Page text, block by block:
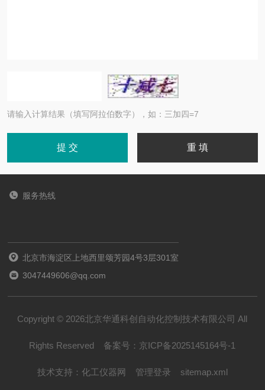
请输入计算结果（填写阿拉伯数字），如：三加四=7
服务热线
北京市海淀区上地西里颂芳园4号3层301室
3047449606@qq.com
Copyright © 2026北京华通科创自动化控制技术有限公司 All
Rights Reserved 备案号： 京ICP备2025145164号-1
技术支持： 化工仪器网 管理登录 sitemap.xml